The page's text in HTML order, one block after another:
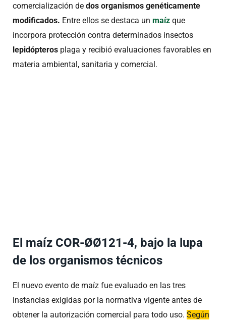
comercialización de dos organismos genéticamente
modificados. Entre ellos se destaca un maíz que
incorpora protección contra determinados insectos
lepidópteros plaga y recibió evaluaciones favorables en
materia ambiental, sanitaria y comercial.
El maíz COR-ØØ121-4, bajo la lupa
de los organismos técnicos
El nuevo evento de maíz fue evaluado en las tres
instancias exigidas por la normativa vigente antes de
obtener la autorización comercial para todo uso. Según